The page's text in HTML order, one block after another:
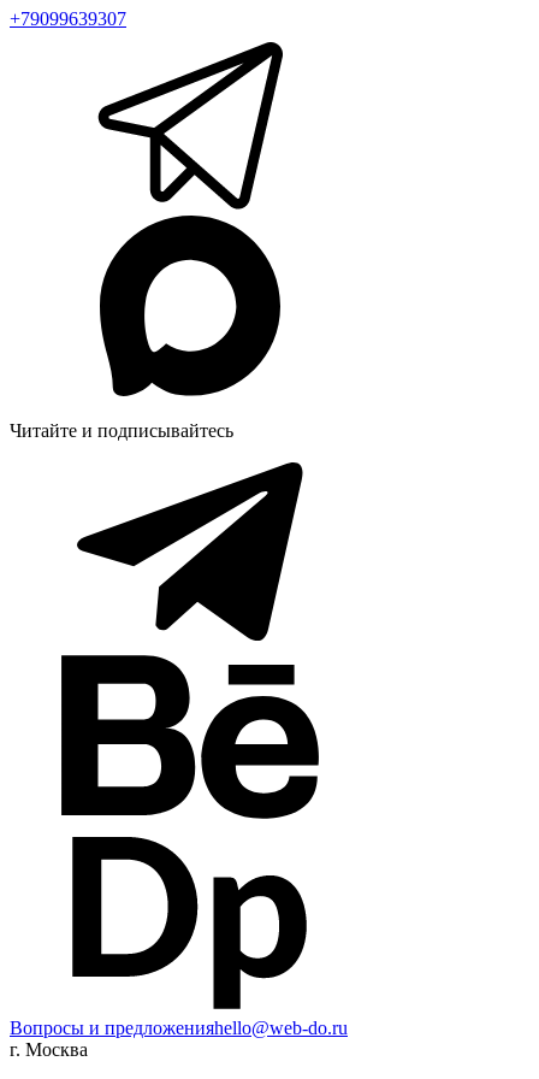
+79099639307
Читайте и подписывайтесь
Вопросы и предложенияhello@web-do.ru
г. Москва